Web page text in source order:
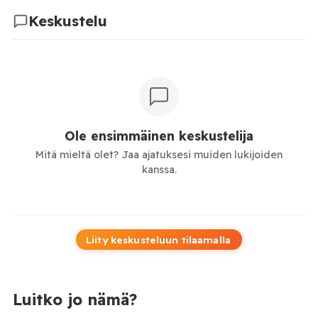
Keskustelu
Ole ensimmäinen keskustelija
Mitä mieltä olet? Jaa ajatuksesi muiden lukijoiden
kanssa.
Liity keskusteluun tilaamalla
Luitko jo nämä?